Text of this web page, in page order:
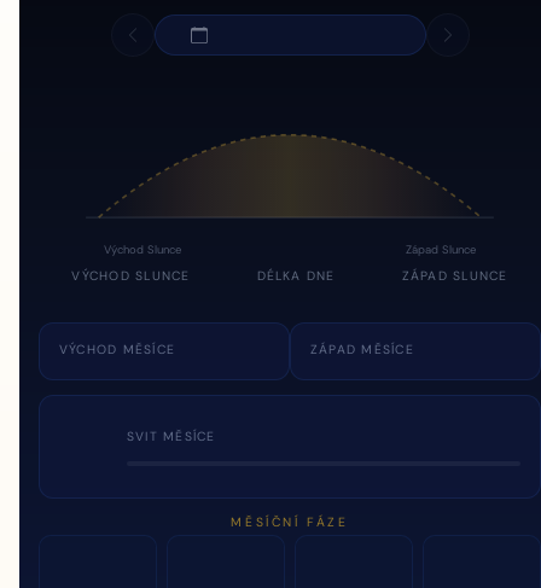
Východ Slunce Západ Slunce
VÝCHOD SLUNCE DÉLKA DNE ZÁPAD SLUNCE
VÝCHOD MĚSÍCE ZÁPAD MĚSÍCE
SVIT MĚSÍCE
MĚSÍČNÍ FÁZE